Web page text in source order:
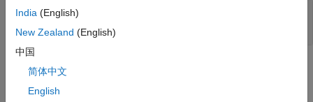
resType
Examples
Use this method together with
India (English)
New Zealand (English)
中国
简体中文
English